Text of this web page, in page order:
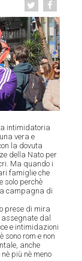
intimidatoria
vera e
la dovuta
della Nato per
Ma quando i
famiglie che
solo perchè
campagna di
prese di mira
assegnate dal
e intimidazioni
sono rom e non
anche
più nè meno